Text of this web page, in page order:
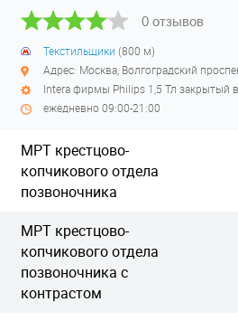
0 отзывов
Текстильщики (800 м)
Адрес: Москва, Волгоградский
Intera фирмы Philips 1,5 Тл закрытый
ежедневно 09:00-21:00
МРТ крестцово-
копчикового отдела
позвоночника
МРТ крестцово-
копчикового отдела
позвоночника с
контрастом